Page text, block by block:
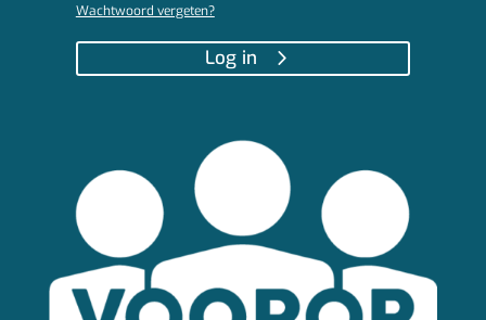
Wachtwoord vergeten?
Log in